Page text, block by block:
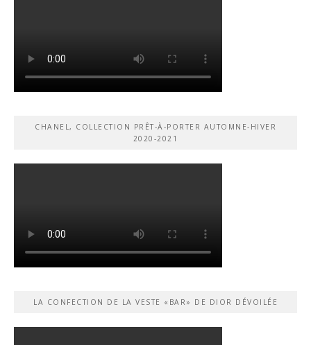
CHANEL, COLLECTION PRÊT-À-PORTER AUTOMNE-HIVER
2020-2021
LA CONFECTION DE LA VESTE «BAR» DE DIOR DÉVOILÉE